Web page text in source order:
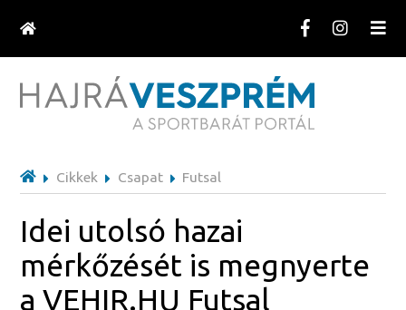
Cikkek Csapat Futsal
Idei utolsó hazai
mérkőzését is megnyerte
a VEHIR.HU Futsal